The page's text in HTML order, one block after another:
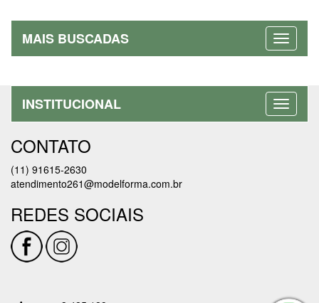
MAIS BUSCADAS
INSTITUCIONAL
CONTATO
(11) 91615-2630
atendimento261@modelforma.com.br
REDES SOCIAIS